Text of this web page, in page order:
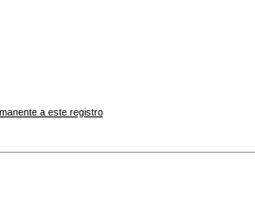
a este registro